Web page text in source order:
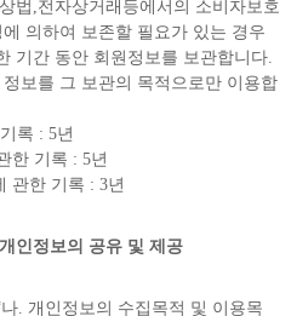
법,전자상거래등에서의 소비자보호
의하여 보존할 필요가 있는 경우
기간 동안 회원정보를 보관합니다.
보를 그 보관의 목적으로만 이용합
록 : 5년
한 기록 : 5년
관한 기록 : 3년
인정보의 공유 및 제공
. 개인정보의 수집목적 및 이용목